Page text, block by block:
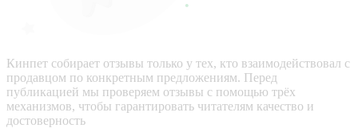
Кинпет собирает отзывы только у тех, кто взаимодействовал с
продавцом по конкретным предложениям. Перед
публикацией мы проверяем отзывы с помощью трёх
механизмов, чтобы гарантировать читателям качество и
достоверность